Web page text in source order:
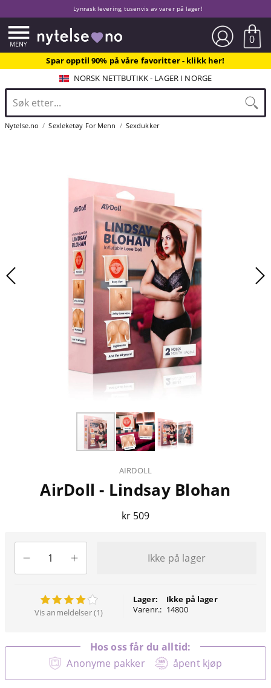
Lynrask levering, tusenvis av varer på lager!
0
Spar opptil 90% på våre favoritter - klikk her!
NORSK NETTBUTIKK - LAGER I NORGE
Nytelse.no Sexleketøy For Menn Sexdukker
AIRDOLL
AirDoll - Lindsay Blohan
kr 509
Ikke på lager
Vis anmeldelser (1)
Lager:
Varenr.:
Ikke på lager
14800
Anonyme pakker åpent kjøp
Hos oss får du alltid: